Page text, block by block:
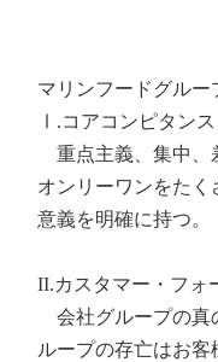
マリンフードグルー
Ⅰ.コアコンピタンス
重点主義、集中、
オンリーワンをた
意義を明確に持つ。
II.カスタマー・フォ
会社グループの真
ループの存亡はお